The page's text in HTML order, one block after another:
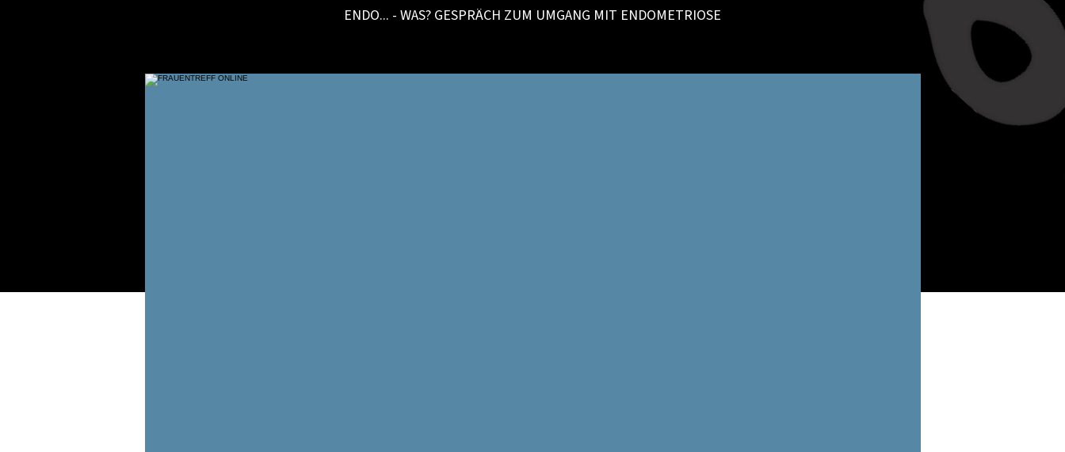
ENDO... - WAS? GESPRÄCH ZUM UMGANG MIT ENDOMETRIOSE